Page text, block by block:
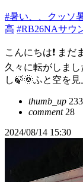
#暑い、、クッソ
高 #RB26NAサウ
こんにちは❗ まだ
久々に転がしま
し🍃🌞ふと空を
thumb_up 233
comment28
2024/08/14 15:30